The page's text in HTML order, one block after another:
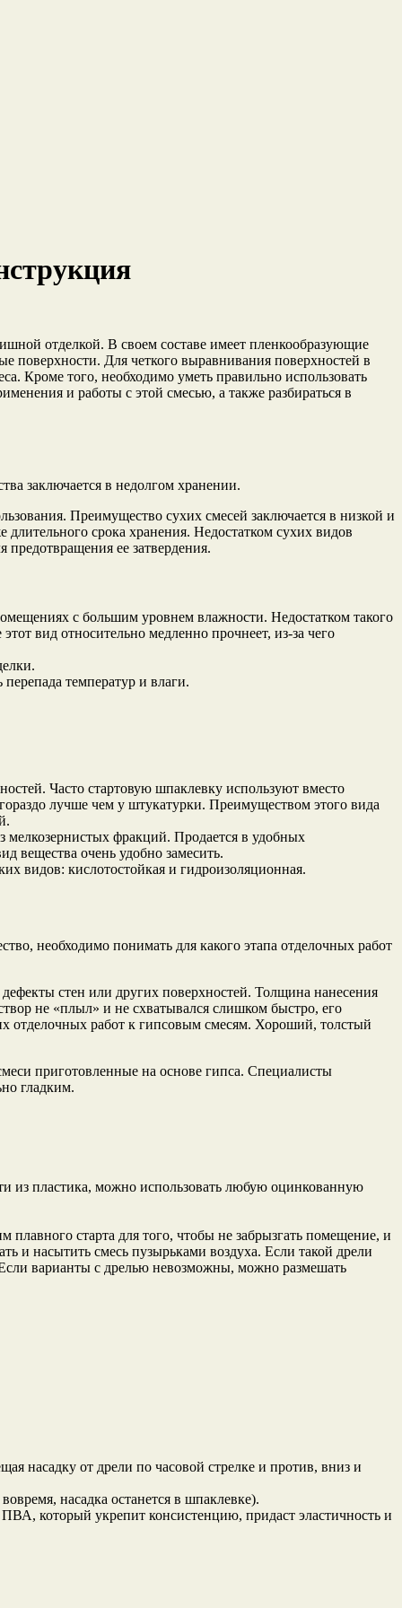
отделкой. В своем составе имеет пленкообразующие
поверхности. Для четкого выравнивания поверхностей в
Кроме того, необходимо уметь правильно использовать
и работы с этой смесью, а также разбираться в
заключается в недолгом хранении.
Преимущество сухих смесей заключается в низкой и
срока хранения. Недостатком сухих видов
предотвращения ее затвердения.
с большим уровнем влажности. Недостатком такого
вид относительно медленно прочнеет, из-за чего
температур и влаги.
Часто стартовую шпаклевку используют вместо
лучше чем у штукатурки. Преимуществом этого вида
мелкозернистых фракций. Продается в удобных
вещества очень удобно замесить.
видов: кислотостойкая и гидроизоляционная.
необходимо понимать для какого этапа отделочных работ
стен или других поверхностей. Толщина нанесения
не «плыл» и не схватывался слишком быстро, его
отделочных работ к гипсовым смесям. Хороший, толстый
приготовленные на основе гипса. Специалисты
гладким.
из пластика, можно использовать любую оцинкованную
плавного старта для того, чтобы не забрызгать помещение, и
и насытить смесь пузырьками воздуха. Если такой дрели
варианты с дрелью невозможны, можно размешать
насадку от дрели по часовой стрелке и против, вниз и
насадка останется в шпаклевке).
который укрепит консистенцию, придаст эластичность и